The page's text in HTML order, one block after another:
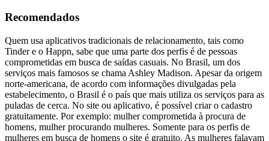
Recomendados
Quem usa aplicativos tradicionais de relacionamento, tais como
Tinder e o Happn, sabe que uma parte dos perfis é de pessoas
comprometidas em busca de saídas casuais. No Brasil, um dos
serviços mais famosos se chama Ashley Madison. Apesar da origem
norte-americana, de acordo com informações divulgadas pela
estabelecimento, o Brasil é o país que mais utiliza os serviços para as
puladas de cerca. No site ou aplicativo, é possível criar o cadastro
gratuitamente. Por exemplo: mulher comprometida à procura de
homens, mulher procurando mulheres. Somente para os perfis de
mulheres em busca de homens o site é gratuito. As mulheres falavam